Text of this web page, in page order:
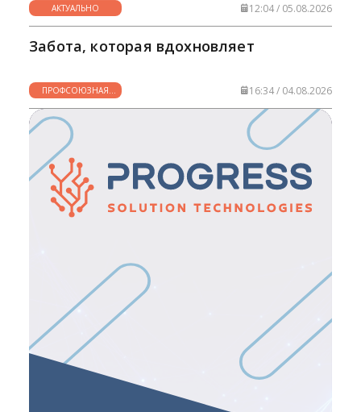
АКТУАЛЬНО 12:04 / 05.08.2026
Забота, которая вдохновляет
ПРОФСОЮЗНАЯ
ЖИЗНЬ
16:34 / 04.08.2026